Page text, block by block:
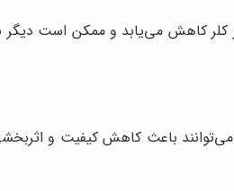
کلر کاهش می‌یابد و ممکن است دیگر
باعث کاهش کیفیت و